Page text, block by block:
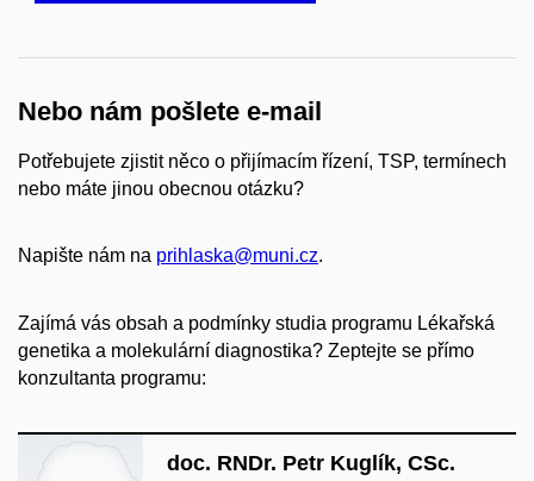
Nebo nám pošlete e-mail
Potřebujete zjistit něco o přijímacím řízení, TSP, termínech
nebo máte jinou obecnou otázku?
Napište nám na prihlaska@muni.cz.
Zajímá vás obsah a podmínky studia programu Lékařská
genetika a molekulární diagnostika? Zeptejte se přímo
konzultanta programu:
doc. RNDr. Petr Kuglík, CSc.